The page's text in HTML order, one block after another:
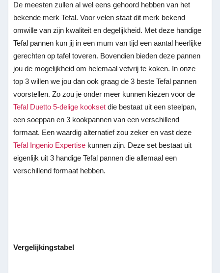
De meesten zullen al wel eens gehoord hebben van het
bekende merk Tefal. Voor velen staat dit merk bekend
omwille van zijn kwaliteit en degelijkheid. Met deze handige
Tefal pannen kun jij in een mum van tijd een aantal heerlijke
gerechten op tafel toveren. Bovendien bieden deze pannen
jou de mogelijkheid om helemaal vetvrij te koken. In onze
top 3 willen we jou dan ook graag de 3 beste Tefal pannen
voorstellen. Zo zou je onder meer kunnen kiezen voor de
Tefal Duetto 5-delige kookset die bestaat uit een steelpan,
een soeppan en 3 kookpannen van een verschillend
formaat. Een waardig alternatief zou zeker en vast deze
Tefal Ingenio Expertise kunnen zijn. Deze set bestaat uit
eigenlijk uit 3 handige Tefal pannen die allemaal een
verschillend formaat hebben.
Vergelijkingstabel